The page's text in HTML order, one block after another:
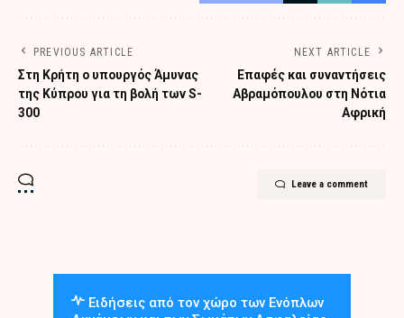
PREVIOUS ARTICLE
Στη Κρήτη ο υπουργός Άμυνας
της Κύπρου για τη βολή των S-
300
NEXT ARTICLE
Επαφές και συναντήσεις
Αβραμόπουλου στη Νότια
Αφρική
Leave a comment
Ειδήσεις από τον χώρο των Ενόπλων